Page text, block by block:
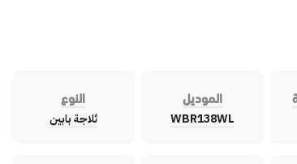
الموديل
WBR138WL
النوع
ثلاجة بابين